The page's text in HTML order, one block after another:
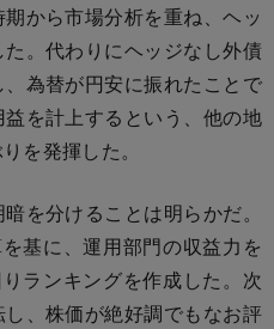
から市場分析を重ね、ヘッ
。代わりにヘッジなし外債
為替が円安に振れたことで
を計上するという、他の地
を発揮した。
を分けることは明らかだ。
基に、運用部門の収益力を
ランキングを作成した。次
、株価が絶好調でもなお評